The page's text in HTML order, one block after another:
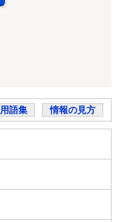
語集 情報の見方